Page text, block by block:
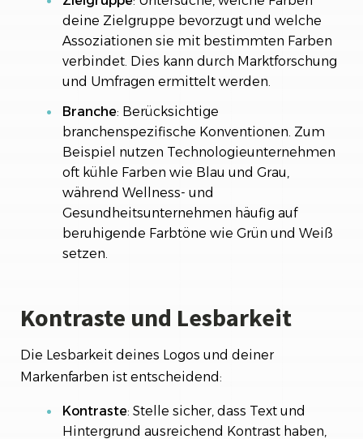
deine Zielgruppe bevorzugt und welche
Assoziationen sie mit bestimmten Farben
verbindet. Dies kann durch Marktforschung
und Umfragen ermittelt werden.
Branche: Berücksichtige
branchenspezifische Konventionen. Zum
Beispiel nutzen Technologieunternehmen
oft kühle Farben wie Blau und Grau,
während Wellness- und
Gesundheitsunternehmen häufig auf
beruhigende Farbtöne wie Grün und Weiß
setzen.
Kontraste und Lesbarkeit
Die Lesbarkeit deines Logos und deiner
Markenfarben ist entscheidend:
Kontraste: Stelle sicher, dass Text und
Hintergrund ausreichend Kontrast haben,